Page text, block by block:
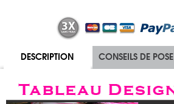
DESCRIPTION CONSEILS DE POSE